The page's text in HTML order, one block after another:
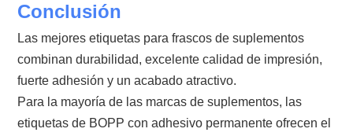
Conclusión
Las mejores etiquetas para frascos de suplementos
combinan durabilidad, excelente calidad de impresión,
fuerte adhesión y un acabado atractivo.
Para la mayoría de las marcas de suplementos, las
etiquetas de BOPP con adhesivo permanente ofrecen el